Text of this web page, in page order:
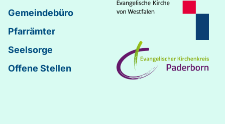
Gemeindebüro
Pfarrämter
Seelsorge
Offene Stellen